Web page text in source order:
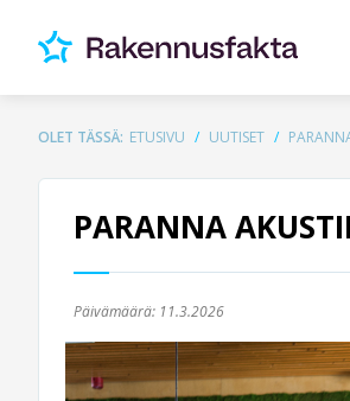
OLET TÄSSÄ: ETUSIVU UUTISET
PARANNA
Päivämäärä: 11.3.2026
Previous